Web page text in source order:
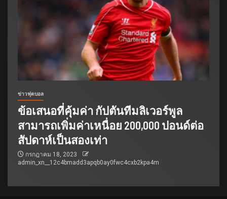
ข่าวฟุตบอล
ข้อเสนอที่คุ้มค่า กัปตันทีมลิเวอร์พูล
สามารถเพิ่มค่าเหนื่อย 200,000 ปอนด์ต่อ
สัปดาห์เป็นสองเท่า
กรกฎาคม 18, 2023
admin_xn__12c4bmadd3apqb0ay0fwc4cxb2kpa4m